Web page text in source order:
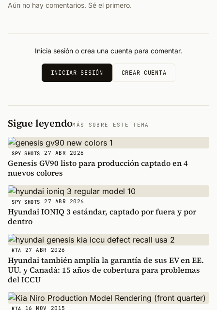
Aún no hay comentarios. Sé el primero.
Inicia sesión o crea una cuenta para comentar.
INICIAR SESIÓN CREAR CUENTA
Sigue leyendoMÁS SOBRE ESTE TEMA
SPY SHOTS 27 ABR 2026
Genesis GV90 listo para producción captado en 4
nuevos colores
SPY SHOTS 27 ABR 2026
Hyundai IONIQ 3 estándar, captado por fuera y por
dentro
KIA 27 ABR 2026
Hyundai también amplía la garantía de sus EV en EE.
UU. y Canadá: 15 años de cobertura para problemas
del ICCU
KIA 16 NOV 2015